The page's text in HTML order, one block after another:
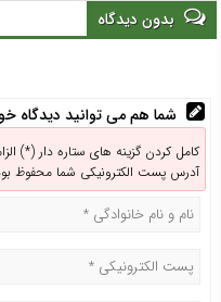
بدون دیدگاه
شما هم می توانید دیدگاه
کامل کردن گزینه های ستاره دار (*)
آدرس پست الکترونیکی شما محفوظ